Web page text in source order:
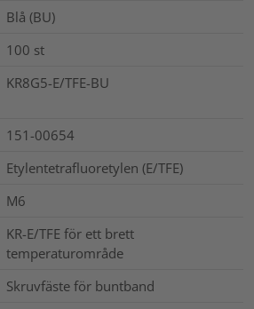
Blå (BU)
100 st
KR8G5-E/TFE-BU
151-00654
Etylentetrafluoretylen (E/TFE)
M6
KR-E/TFE för ett brett
temperaturområde
Skruvfäste för buntband